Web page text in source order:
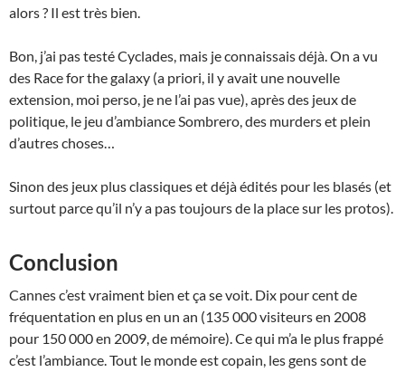
alors ? Il est très bien.
Bon, j’ai pas testé Cyclades, mais je connaissais déjà. On a vu
des Race for the galaxy (a priori, il y avait une nouvelle
extension, moi perso, je ne l’ai pas vue), après des jeux de
politique, le jeu d’ambiance Sombrero, des murders et plein
d’autres choses…
Sinon des jeux plus classiques et déjà édités pour les blasés (et
surtout parce qu’il n’y a pas toujours de la place sur les protos).
Conclusion
Cannes c’est vraiment bien et ça se voit. Dix pour cent de
fréquentation en plus en un an (135 000 visiteurs en 2008
pour 150 000 en 2009, de mémoire). Ce qui m’a le plus frappé
c’est l’ambiance. Tout le monde est copain, les gens sont de